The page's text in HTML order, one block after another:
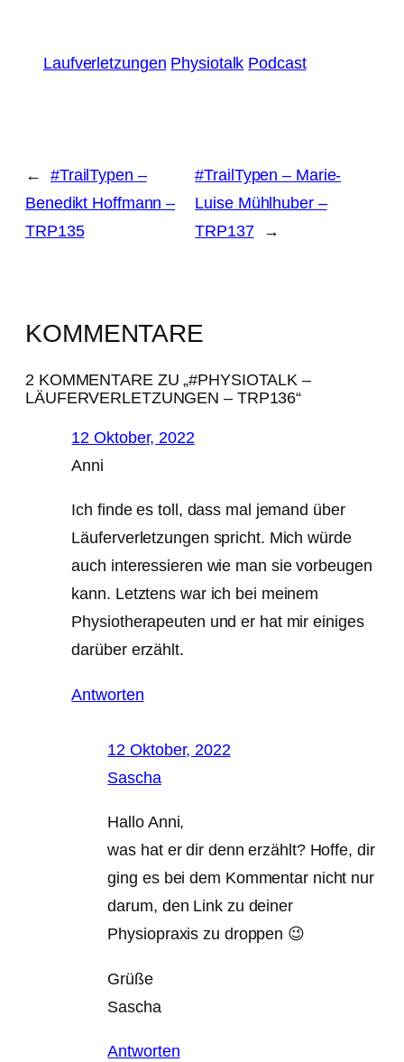
Laufverletzungen Physiotalk Podcast
←
#TrailTypen –
Benedikt Hoffmann –
TRP135
#TrailTypen – Marie-
Luise Mühlhuber –
TRP137
→
KOMMENTARE
2 KOMMENTARE ZU „#PHYSIOTALK –
LÄUFERVERLETZUNGEN – TRP136“
12 Oktober, 2022
Anni
Ich finde es toll, dass mal jemand über
Läuferverletzungen spricht. Mich würde
auch interessieren wie man sie vorbeugen
kann. Letztens war ich bei meinem
Physiotherapeuten und er hat mir einiges
darüber erzählt.
Antworten
12 Oktober, 2022
Sascha
Hallo Anni,
was hat er dir denn erzählt? Hoffe, dir
ging es bei dem Kommentar nicht nur
darum, den Link zu deiner
Physiopraxis zu droppen 😉
Grüße
Sascha
Antworten